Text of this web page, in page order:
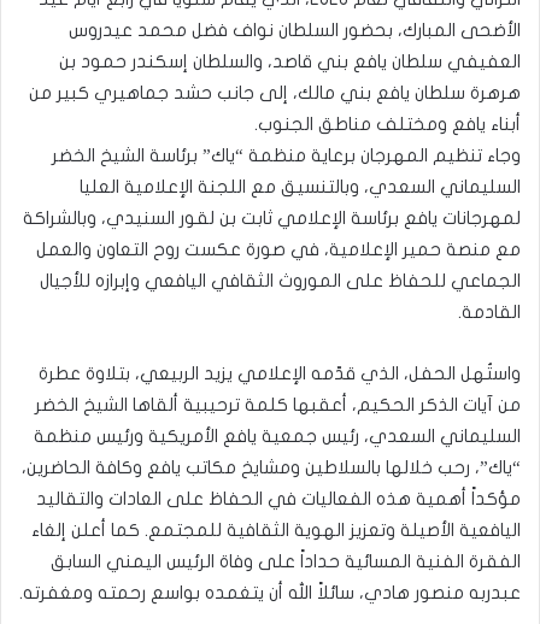
الأضحى المبارك، بحضور السلطان نواف فضل محمد عيدروس
العفيفي سلطان يافع بني قاصد، والسلطان إسكندر حمود بن
هرهرة سلطان يافع بني مالك، إلى جانب حشد جماهيري كبير من
أبناء يافع ومختلف مناطق الجنوب.
وجاء تنظيم المهرجان برعاية منظمة “ياك” برئاسة الشيخ الخضر
السليماني السعدي، وبالتنسيق مع اللجنة الإعلامية العليا
لمهرجانات يافع برئاسة الإعلامي ثابت بن لقور السنيدي، وبالشراكة
مع منصة حمير الإعلامية، في صورة عكست روح التعاون والعمل
الجماعي للحفاظ على الموروث الثقافي اليافعي وإبرازه للأجيال
القادمة.
واستُهل الحفل، الذي قدّمه الإعلامي يزيد الربيعي، بتلاوة عطرة
من آيات الذكر الحكيم، أعقبها كلمة ترحيبية ألقاها الشيخ الخضر
السليماني السعدي، رئيس جمعية يافع الأمريكية ورئيس منظمة
“ياك”، رحب خلالها بالسلاطين ومشايخ مكاتب يافع وكافة الحاضرين،
مؤكداً أهمية هذه الفعاليات في الحفاظ على العادات والتقاليد
اليافعية الأصيلة وتعزيز الهوية الثقافية للمجتمع. كما أعلن إلغاء
الفقرة الفنية المسائية حداداً على وفاة الرئيس اليمني السابق
عبدربه منصور هادي، سائلاً الله أن يتغمده بواسع رحمته ومغفرته.